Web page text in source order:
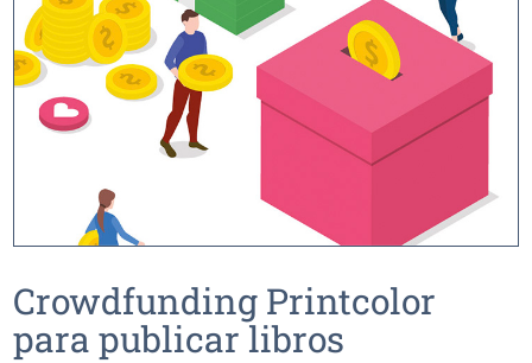
Crowdfunding Printcolor
para publicar libros